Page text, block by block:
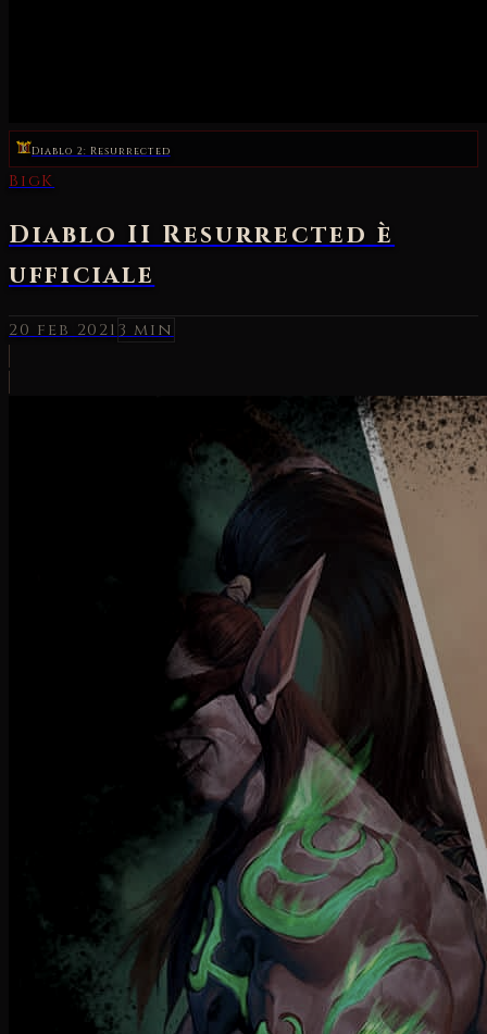
Diablo 2: Resurrected
BigK
Diablo II Resurrected è
ufficiale
20 feb 20213 min